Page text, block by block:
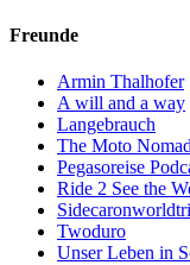
Freunde
Armin Thalhofer
A will and a way
Langebrauch
The Moto
Pegasoreise
Ride 2 See the
Twoduro
Unser Leben in